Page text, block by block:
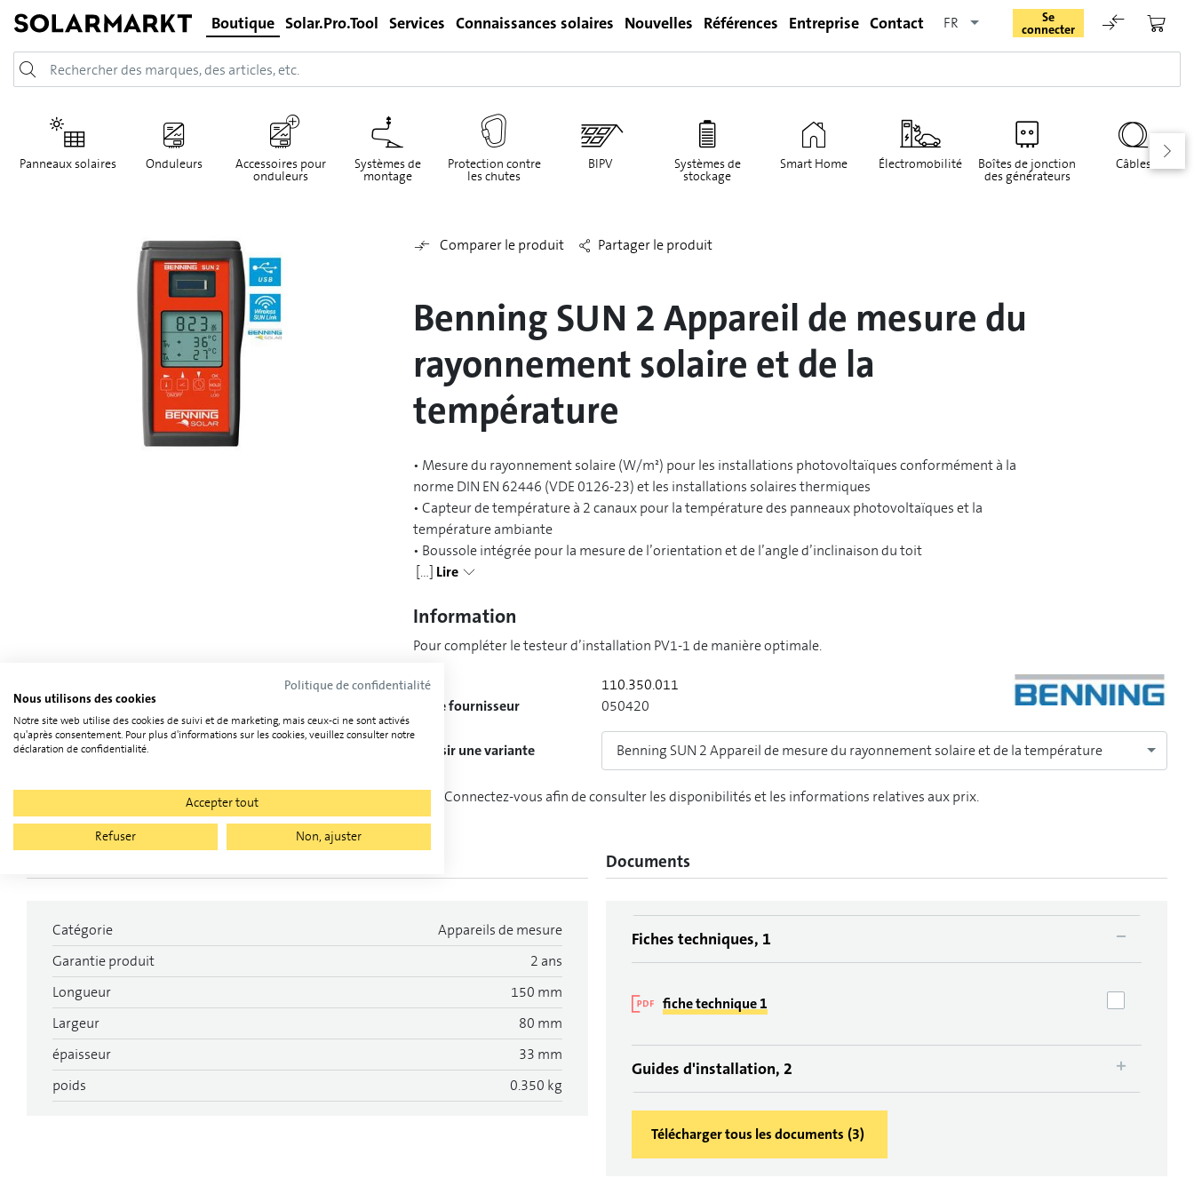
Boutique Solar.Pro.Tool Services Connaissances solaires Nouvelles Références Entreprise Contact FR Se
connecter
Login
Oublié le mot de passe
Demande d'enregistrement pour login
Panneaux solaires Onduleurs Accessoires pour
onduleurs
Systèmes de
montage
Protection contre
les chutes
BIPV Systèmes de
stockage
Smart Home Électromobilité Boîtes de jonction
des générateurs
Câbles
Comparer le produit Partager le produit
Benning SUN 2 Appareil de mesure du
rayonnement solaire et de la
température
• Mesure du rayonnement solaire (W/m²) pour les installations photovoltaïques conformément à la
norme DIN EN 62446 (VDE 0126-23) et les installations solaires thermiques
• Capteur de température à 2 canaux pour la température des panneaux photovoltaïques et la
température ambiante
• Boussole intégrée pour la mesure de l’orientation et de l’angle d’inclinaison du toit
[...] Lire
Information
Pour compléter le testeur d’installation PV1-1 de manière optimale.
Réf.
110.350.011
N° de fournisseur
050420
Choisir une variante Benning SUN 2 Appareil de mesure du rayonnement solaire et de la température
Connectez-vous afin de consulter les disponibilités et les informations relatives aux prix.
Catégorie
Appareils de mesure
Garantie produit
2 ans
Longueur
150 mm
Largeur
80 mm
épaisseur
33 mm
poids
0.350 kg
Documents
Fiches techniques, 1
fiche technique 1
Guides d'installation, 2
Télécharger tous les documents (3)
Politique de confidentialité
Nous utilisons des cookies
Notre site web utilise des cookies de suivi et de marketing, mais ceux-ci ne sont activés
qu'après consentement. Pour plus d'informations sur les cookies, veuillez consulter notre
déclaration de confidentialité.
Accepter tout
Refuser
Non, ajuster